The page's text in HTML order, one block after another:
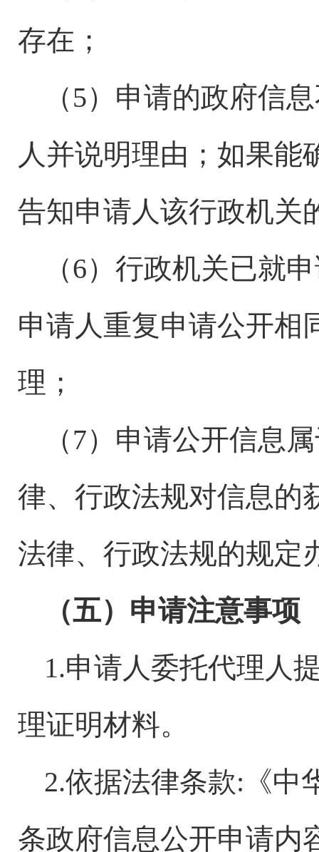
存在；
（5） 申请的政府信
人并说明理由 ； 如果能
告知申请人该行政机关
（6）行政机关已就
申请人重复申请公开相
理；
（7）申请公开信息
律、行政法规对信息的
法律、行政法规的规定
（五）申请注意事项
1.申请人委托代理人
理证明材料。
2.依据法律条款: 《
条政府信息公开申请内